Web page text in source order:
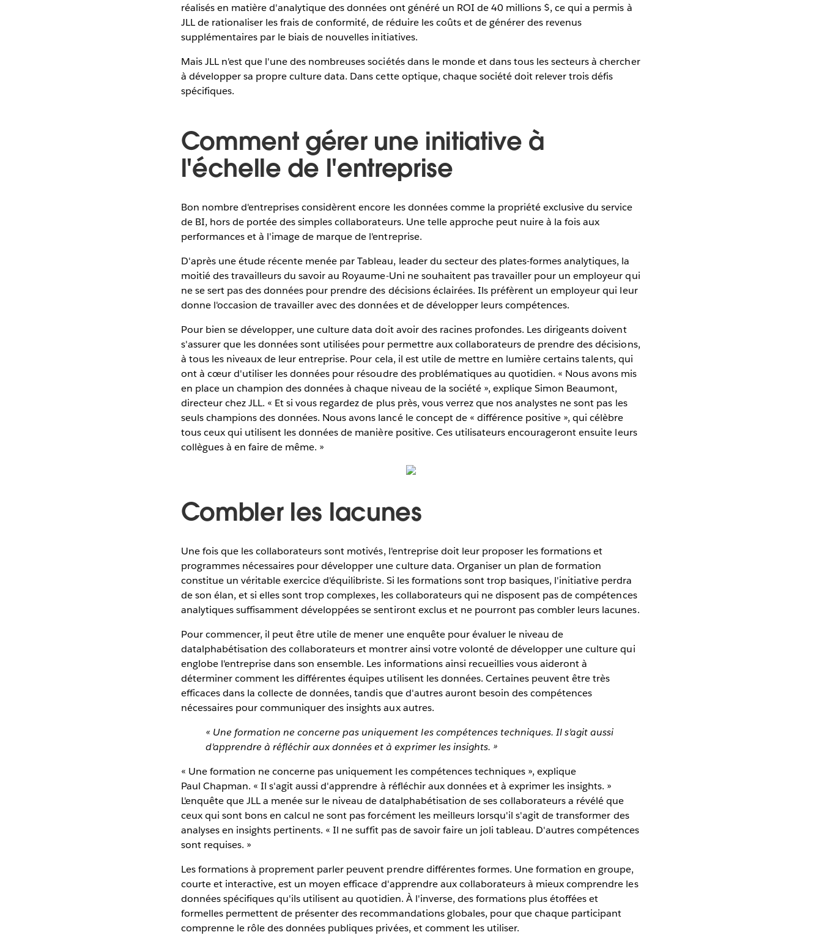
réalisés en matière d'analytique des données ont généré un ROI de 40 millions $, ce qui a permis à
JLL de rationaliser les frais de conformité, de réduire les coûts et de générer des revenus
supplémentaires par le biais de nouvelles initiatives.
Mais JLL n'est que l'une des nombreuses sociétés dans le monde et dans tous les secteurs à chercher
à développer sa propre culture data. Dans cette optique, chaque société doit relever trois défis
spécifiques.
Comment gérer une initiative à
l'échelle de l'entreprise
Bon nombre d'entreprises considèrent encore les données comme la propriété exclusive du service
de BI, hors de portée des simples collaborateurs. Une telle approche peut nuire à la fois aux
performances et à l'image de marque de l'entreprise.
D'après une étude récente menée par Tableau, leader du secteur des plates-formes analytiques, la
moitié des travailleurs du savoir au Royaume-Uni ne souhaitent pas travailler pour un employeur qui
ne se sert pas des données pour prendre des décisions éclairées. Ils préfèrent un employeur qui leur
donne l'occasion de travailler avec des données et de développer leurs compétences.
Pour bien se développer, une culture data doit avoir des racines profondes. Les dirigeants doivent
s'assurer que les données sont utilisées pour permettre aux collaborateurs de prendre des décisions,
à tous les niveaux de leur entreprise. Pour cela, il est utile de mettre en lumière certains talents, qui
ont à cœur d'utiliser les données pour résoudre des problématiques au quotidien. « Nous avons mis
en place un champion des données à chaque niveau de la société », explique Simon Beaumont,
directeur chez JLL. « Et si vous regardez de plus près, vous verrez que nos analystes ne sont pas les
seuls champions des données. Nous avons lancé le concept de « différence positive », qui célèbre
tous ceux qui utilisent les données de manière positive. Ces utilisateurs encourageront ensuite leurs
collègues à en faire de même. »
Combler les lacunes
Une fois que les collaborateurs sont motivés, l'entreprise doit leur proposer les formations et
programmes nécessaires pour développer une culture data. Organiser un plan de formation
constitue un véritable exercice d'équilibriste. Si les formations sont trop basiques, l'initiative perdra
de son élan, et si elles sont trop complexes, les collaborateurs qui ne disposent pas de compétences
analytiques suffisamment développées se sentiront exclus et ne pourront pas combler leurs lacunes.
Pour commencer, il peut être utile de mener une enquête pour évaluer le niveau de
datalphabétisation des collaborateurs et montrer ainsi votre volonté de développer une culture qui
englobe l'entreprise dans son ensemble. Les informations ainsi recueillies vous aideront à
déterminer comment les différentes équipes utilisent les données. Certaines peuvent être très
efficaces dans la collecte de données, tandis que d'autres auront besoin des compétences
nécessaires pour communiquer des insights aux autres.
« Une formation ne concerne pas uniquement les compétences techniques. Il s'agit aussi
d'apprendre à réfléchir aux données et à exprimer les insights. »
« Une formation ne concerne pas uniquement les compétences techniques », explique
Paul Chapman. « Il s'agit aussi d'apprendre à réfléchir aux données et à exprimer les insights. »
L'enquête que JLL a menée sur le niveau de datalphabétisation de ses collaborateurs a révélé que
ceux qui sont bons en calcul ne sont pas forcément les meilleurs lorsqu'il s'agit de transformer des
analyses en insights pertinents. « Il ne suffit pas de savoir faire un joli tableau. D'autres compétences
sont requises. »
Les formations à proprement parler peuvent prendre différentes formes. Une formation en groupe,
courte et interactive, est un moyen efficace d'apprendre aux collaborateurs à mieux comprendre les
données spécifiques qu'ils utilisent au quotidien. À l'inverse, des formations plus étoffées et
formelles permettent de présenter des recommandations globales, pour que chaque participant
comprenne le rôle des données publiques privées, et comment les utiliser.